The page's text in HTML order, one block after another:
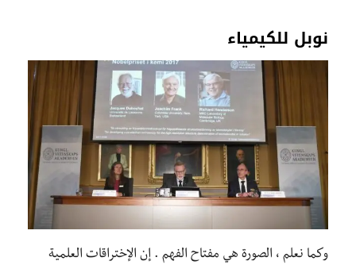
نوبل للكيمياء
وكما نعلم ، الصورة هي مفتاح الفهم . إن الإختراقات العلمية